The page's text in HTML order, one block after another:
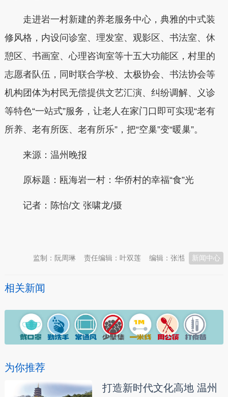
走进岩一村新建的养老服务中心，典雅的中式装
修风格，内设问诊室、理发室、观影区、书法室、休
憩区、书画室、心理咨询室等十五大功能区，村里的
志愿者队伍，同时联合学校、太极协会、书法协会等
机构团体为村民无偿提供文艺汇演、纠纷调解、义诊
等特色“一站式”服务，让老人在家门口即可实现“老有
所养、老有所医、老有所乐”，把“空巢”变“暖巢”。
来源：温州晚报
原标题：瓯海岩一村：华侨村的幸福“食”光
记者：陈怡/文 张啸龙/摄
新闻中心
编辑：张湉
责任编辑：叶双莲
监制：阮周琳
相关新闻
为你推荐
打造新时代文化高地 温州